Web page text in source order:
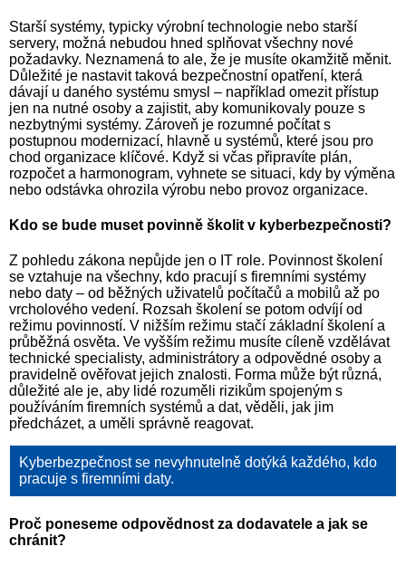
Starší systémy, typicky výrobní technologie nebo starší
servery, možná nebudou hned splňovat všechny nové
požadavky. Neznamená to ale, že je musíte okamžitě měnit.
Důležité je nastavit taková bezpečnostní opatření, která
dávají u daného systému smysl – například omezit přístup
jen na nutné osoby a zajistit, aby komunikovaly pouze s
nezbytnými systémy. Zároveň je rozumné počítat s
postupnou modernizací, hlavně u systémů, které jsou pro
chod organizace klíčové. Když si včas připravíte plán,
rozpočet a harmonogram, vyhnete se situaci, kdy by výměna
nebo odstávka ohrozila výrobu nebo provoz organizace.
Kdo se bude muset povinně školit v kyberbezpečnosti?
Z pohledu zákona nepůjde jen o IT role. Povinnost školení
se vztahuje na všechny, kdo pracují s firemními systémy
nebo daty – od běžných uživatelů počítačů a mobilů až po
vrcholového vedení. Rozsah školení se potom odvíjí od
režimu povinností. V nižším režimu stačí základní školení a
průběžná osvěta. Ve vyšším režimu musíte cíleně vzdělávat
technické specialisty, administrátory a odpovědné osoby a
pravidelně ověřovat jejich znalosti. Forma může být různá,
důležité ale je, aby lidé rozuměli rizikům spojeným s
používáním firemních systémů a dat, věděli, jak jim
předcházet, a uměli správně reagovat.
Kyberbezpečnost se nevyhnutelně dotýká každého, kdo
pracuje s firemními daty.
Proč poneseme odpovědnost za dodavatele a jak se
chránit?